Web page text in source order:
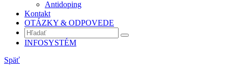
Antidoping
Kontakt
OTÁZKY & ODPOVEDE
INFOSYSTÉM
Späť